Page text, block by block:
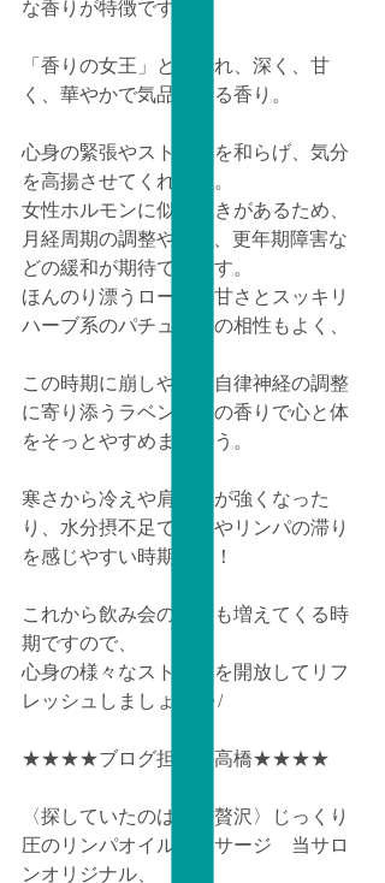
な香りが特徴です♪
「香りの女王」と称され、深く、甘
く、華やかで気品のある香り。
心身の緊張やストレスを和らげ、気分
を高揚させてくれます。
女性ホルモンに似た働きがあるため、
月経周期の調整やPMS、更年期障害な
どの緩和が期待できます。
ほんのり漂うローズの甘さとスッキリ
ハーブ系のパチュリとの相性もよく、
この時期に崩しやすい自律神経の調整
に寄り添うラベンダーの香りで心と体
をそっとやすめましょう。
寒さから冷えや肩凝りが強くなった
り、水分摂不足でむくやリンパの滞り
を感じやすい時期です！
これから飲み会の機会も増えてくる時
期ですので、
心身の様々なストレスを開放してリフ
レッシュしましょう^^/
★★★★ブログ担当　高橋★★★★
〈探していたのはこの贅沢〉じっくり
圧のリンパオイルマッサージ　当サロ
ンオリジナル、